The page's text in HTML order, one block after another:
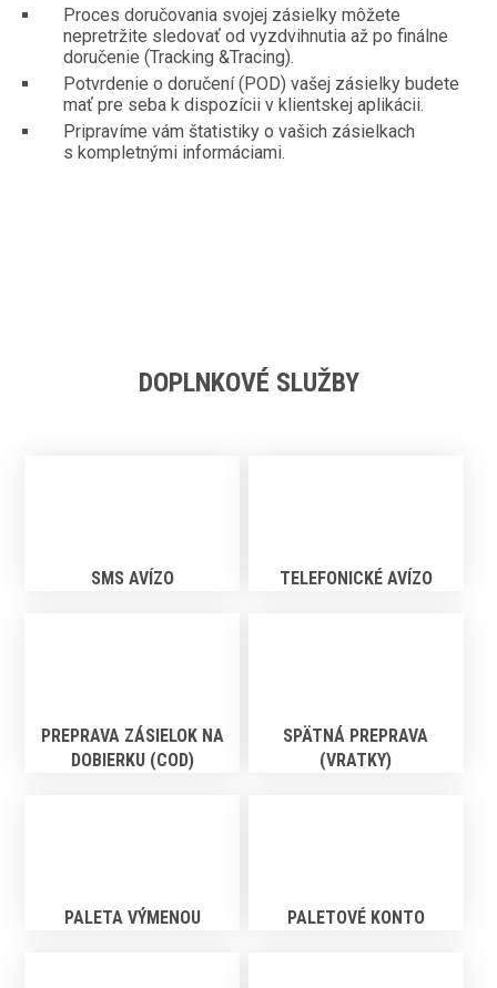
Proces doručovania svojej zásielky môžete
nepretržite sledovať od vyzdvihnutia až po finálne
doručenie (Tracking &Tracing).
Potvrdenie o doručení (POD) vašej zásielky budete
mať pre seba k dispozícii v klientskej aplikácii.
Pripravíme vám štatistiky o vašich zásielkach
s kompletnými informáciami.
DOPLNKOVÉ SLUŽBY
SMS AVÍZO TELEFONICKÉ AVÍZO
PREPRAVA ZÁSIELOK NA
DOBIERKU (COD)
SPÄTNÁ PREPRAVA
(VRATKY)
PALETA VÝMENOU PALETOVÉ KONTO